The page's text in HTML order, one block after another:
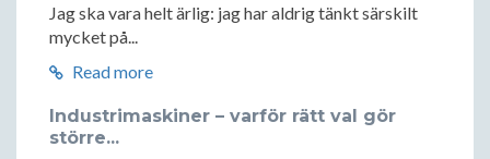
Jag ska vara helt ärlig: jag har aldrig tänkt särskilt
mycket på...
Read more
Industrimaskiner – varför rätt val gör
större...